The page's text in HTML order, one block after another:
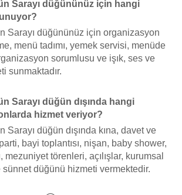
Sarayı düğününüz için hangi
Sarayı düğününüz için organizasyon
menü tadımı, yemek servisi, menüde
sorumlusu ve işık, ses ve
sunmaktadır.
Sarayı düğün dışında hangi
hizmet veriyor?
Sarayı düğün dışında kına, davet ve
bayi toplantısı, nişan, baby shower,
mezuniyet törenleri, açılışlar, kurumsal
düğünü hizmeti vermektedir.